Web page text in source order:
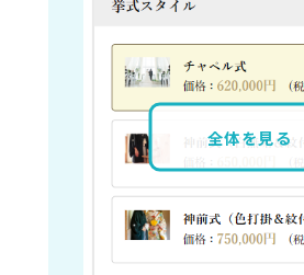
全体を見る